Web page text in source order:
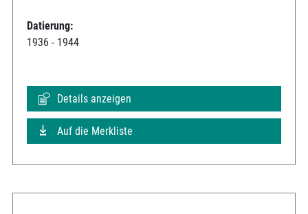
Datierung:
1936 - 1944
Details anzeigen
Auf die Merkliste